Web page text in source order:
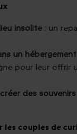
insolite : un
un
pour leur offrir
des souvenirs
couples de